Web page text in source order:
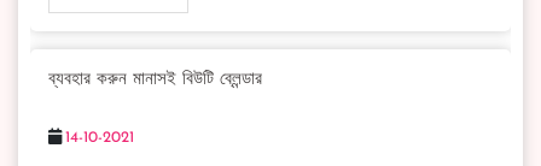
ব্যবহার করুন মানাসই বিউটি ব্লেন্ডার
14-10-2021